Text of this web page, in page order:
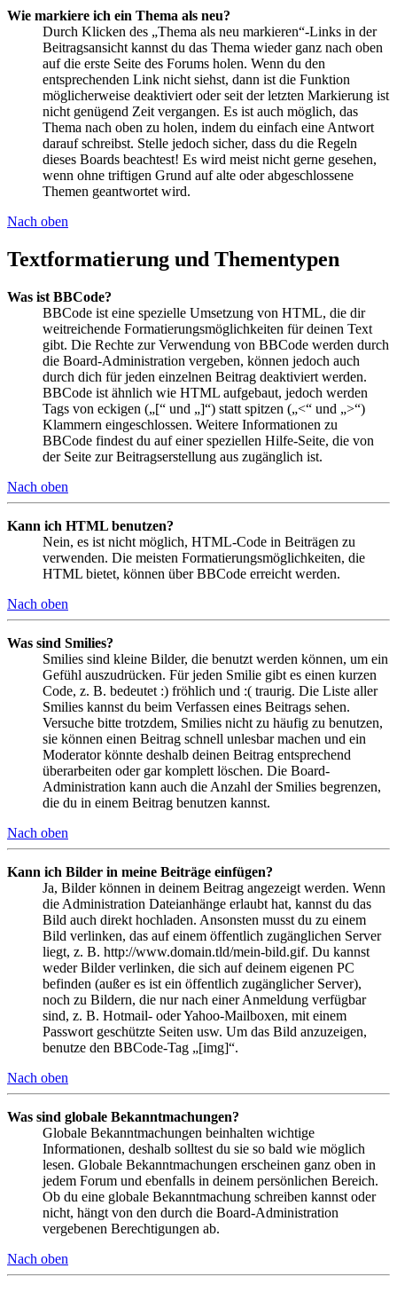
Wie markiere ich ein Thema als neu?
Durch Klicken des „Thema als neu markieren“-Links in der
Beitragsansicht kannst du das Thema wieder ganz nach oben
auf die erste Seite des Forums holen. Wenn du den
entsprechenden Link nicht siehst, dann ist die Funktion
möglicherweise deaktiviert oder seit der letzten Markierung ist
nicht genügend Zeit vergangen. Es ist auch möglich, das
Thema nach oben zu holen, indem du einfach eine Antwort
darauf schreibst. Stelle jedoch sicher, dass du die Regeln
dieses Boards beachtest! Es wird meist nicht gerne gesehen,
wenn ohne triftigen Grund auf alte oder abgeschlossene
Themen geantwortet wird.
Nach oben
Textformatierung und Thementypen
Was ist BBCode?
BBCode ist eine spezielle Umsetzung von HTML, die dir
weitreichende Formatierungsmöglichkeiten für deinen Text
gibt. Die Rechte zur Verwendung von BBCode werden durch
die Board-Administration vergeben, können jedoch auch
durch dich für jeden einzelnen Beitrag deaktiviert werden.
BBCode ist ähnlich wie HTML aufgebaut, jedoch werden
Tags von eckigen („[“ und „]“) statt spitzen („<“ und „>“)
Klammern eingeschlossen. Weitere Informationen zu
BBCode findest du auf einer speziellen Hilfe-Seite, die von
der Seite zur Beitragserstellung aus zugänglich ist.
Nach oben
Kann ich HTML benutzen?
Nein, es ist nicht möglich, HTML-Code in Beiträgen zu
verwenden. Die meisten Formatierungsmöglichkeiten, die
HTML bietet, können über BBCode erreicht werden.
Nach oben
Was sind Smilies?
Smilies sind kleine Bilder, die benutzt werden können, um ein
Gefühl auszudrücken. Für jeden Smilie gibt es einen kurzen
Code, z. B. bedeutet :) fröhlich und :( traurig. Die Liste aller
Smilies kannst du beim Verfassen eines Beitrags sehen.
Versuche bitte trotzdem, Smilies nicht zu häufig zu benutzen,
sie können einen Beitrag schnell unlesbar machen und ein
Moderator könnte deshalb deinen Beitrag entsprechend
überarbeiten oder gar komplett löschen. Die Board-
Administration kann auch die Anzahl der Smilies begrenzen,
die du in einem Beitrag benutzen kannst.
Nach oben
Kann ich Bilder in meine Beiträge einfügen?
Ja, Bilder können in deinem Beitrag angezeigt werden. Wenn
die Administration Dateianhänge erlaubt hat, kannst du das
Bild auch direkt hochladen. Ansonsten musst du zu einem
Bild verlinken, das auf einem öffentlich zugänglichen Server
liegt, z. B. http://www.domain.tld/mein-bild.gif. Du kannst
weder Bilder verlinken, die sich auf deinem eigenen PC
befinden (außer es ist ein öffentlich zugänglicher Server),
noch zu Bildern, die nur nach einer Anmeldung verfügbar
sind, z. B. Hotmail- oder Yahoo-Mailboxen, mit einem
Passwort geschützte Seiten usw. Um das Bild anzuzeigen,
benutze den BBCode-Tag „[img]“.
Nach oben
Was sind globale Bekanntmachungen?
Globale Bekanntmachungen beinhalten wichtige
Informationen, deshalb solltest du sie so bald wie möglich
lesen. Globale Bekanntmachungen erscheinen ganz oben in
jedem Forum und ebenfalls in deinem persönlichen Bereich.
Ob du eine globale Bekanntmachung schreiben kannst oder
nicht, hängt von den durch die Board-Administration
vergebenen Berechtigungen ab.
Nach oben